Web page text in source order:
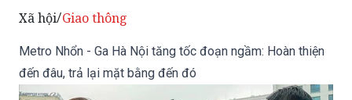
Xã hội/Giao thông
Metro Nhổn - Ga Hà Nội tăng tốc đoạn ngầm: Hoàn thiện
đến đâu, trả lại mặt bằng đến đó